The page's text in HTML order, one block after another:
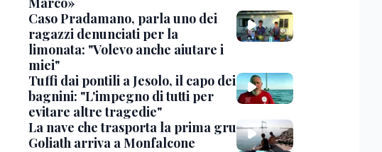
Caso Pradamano, parla uno dei
ragazzi denunciati per la
limonata: "Volevo anche aiutare i
miei"
Tuffi dai pontili a Jesolo, il capo dei
bagnini: "L'impegno di tutti per
evitare altre tragedie"
La nave che trasporta la prima gru
Goliath arriva a Monfalcone